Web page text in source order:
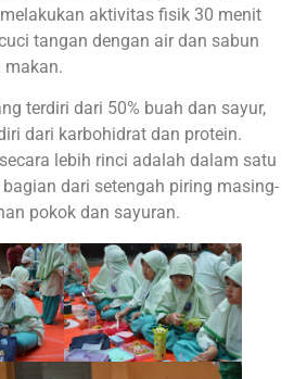
aktivitas fisik 30 menit
tangan dengan air dan sabun
makan.
terdiri dari 50% buah dan sayur,
dari karbohidrat dan protein.
lebih rinci adalah dalam satu
dari setengah piring masing-
pokok dan sayuran.